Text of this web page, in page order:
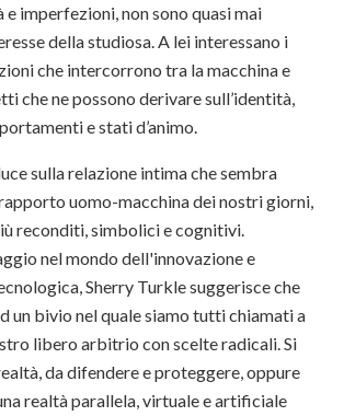
imperfezioni, non sono quasi mai
della studiosa. A lei interessano i
che intercorrono tra la macchina e
che ne possono derivare sull’identità,
e stati d’animo.
sulla relazione intima che sembra
uomo-macchina dei nostri giorni,
reconditi, simbolici e cognitivi.
nel mondo dell'innovazione e
Sherry Turkle suggerisce che
un bivio nel quale siamo tutti chiamati a
libero arbitrio con scelte radicali. Si
da difendere e proteggere, oppure
realtà parallela, virtuale e artificiale